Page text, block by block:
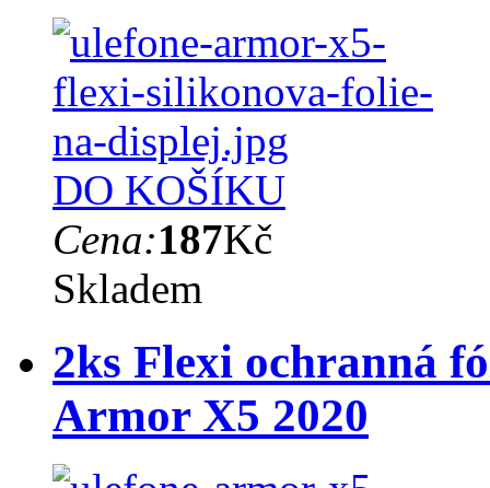
DO KOŠÍKU
Cena:187Kč
Skladem
2ks Flexi ochranná
Armor X5 2020